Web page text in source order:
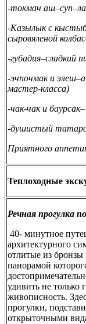
-токмач
-Казылык с
сыровяленой
-губадия–сладкий
-эчпочмак и
мастер-класса)
-чак-чак и
-душистый
Приятного
Теплоходные
Речная прогулка
40- минутное
архитектурного
отлитые из
панорамой
удивить не только
живописность.
прогулки,
открыточными